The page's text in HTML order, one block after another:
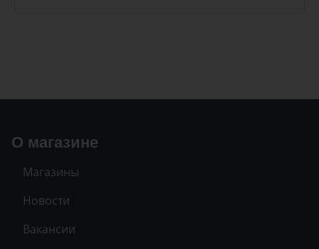
О магазине
Магазины
Новости
Вакансии